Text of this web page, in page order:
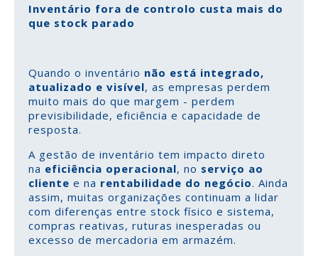
Inventário fora de controlo custa mais do
que stock parado
Quando o inventário não está integrado,
atualizado e visível, as empresas perdem
muito mais do que margem - perdem
previsibilidade, eficiência e capacidade de
resposta.
A gestão de inventário tem impacto direto
na eficiência operacional, no serviço ao
cliente e na rentabilidade do negócio. Ainda
assim, muitas organizações continuam a lidar
com diferenças entre stock físico e sistema,
compras reativas, ruturas inesperadas ou
excesso de mercadoria em armazém.